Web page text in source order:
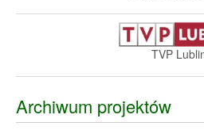
TVP
Archiwum projektów